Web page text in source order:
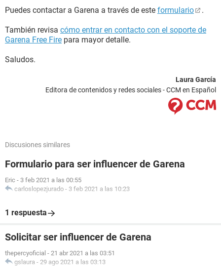
Puedes contactar a Garena a través de este formulario .
También revisa cómo entrar en contacto con el soporte de
Garena Free Fire para mayor detalle.
Saludos.
Laura García
Editora de contenidos y redes sociales - CCM en Español
Discusiones similares
Formulario para ser influencer de Garena
Eric - 3 feb 2021 a las 00:55
carloslopezjurado - 3 feb 2021 a las 10:23
1 respuesta
Solicitar ser influencer de Garena
thepercyoficial - 21 abr 2021 a las 03:51
gslaura - 29 ago 2021 a las 03:13